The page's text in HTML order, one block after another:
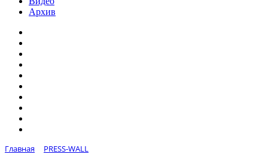
Архив
Главная
PRESS-WALL